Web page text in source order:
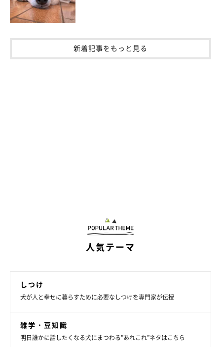
新着記事をもっと見る
人気テーマ
しつけ
犬が人と幸せに暮らすために必要なしつけを専門家が伝授
雑学・豆知識
明日誰かに話したくなる犬にまつわる”あれこれ”ネタはこちら